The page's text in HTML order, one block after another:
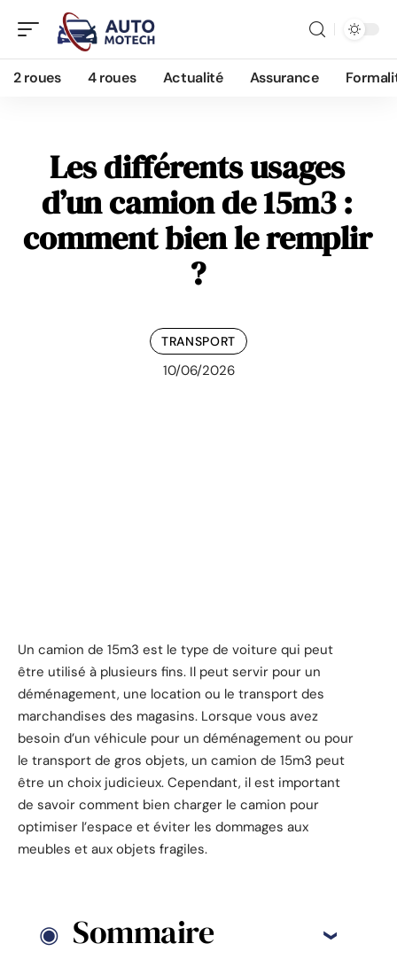
2 roues 4 roues Actualité Assurance
Les différents usages
d’un camion de 15m3 :
comment bien le remplir
?
TRANSPORT
10/06/2026
Un camion de 15m3 est le type de voiture qui peut
être utilisé à plusieurs fins. Il peut servir pour un
déménagement, une location ou le transport des
marchandises des magasins. Lorsque vous avez
besoin d’un véhicule pour un déménagement ou pour
le transport de gros objets, un camion de 15m3 peut
être un choix judicieux. Cependant, il est important
de savoir comment bien charger le camion pour
optimiser l’espace et éviter les dommages aux
meubles et aux objets fragiles.
Sommaire